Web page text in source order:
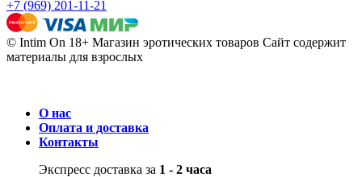
+7 (969) 201-11-21
© Intim On 18+ Магазин эротических товаров Сайт содержит
материалы для взрослых
О нас
Оплата и доставка
Контакты
Экспресс доставка за 1 - 2 часа